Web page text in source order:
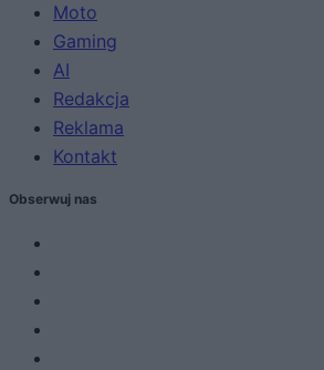
Moto
Gaming
AI
Redakcja
Reklama
Kontakt
Obserwuj nas